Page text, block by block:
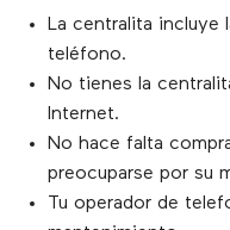
La centralita incluye
teléfono.
No tienes la
Internet.
No hace falta
preocuparse por su
Tu operador de